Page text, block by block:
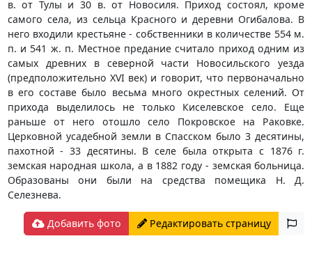
в. от Тулы и 30 в. от Новосиля. Приход состоял, кроме
самого села, из сельца Красного и деревни Огибалова. В
него входили крестьяне - собственники в количестве 554 м.
п. и 541 ж. п. Местное предание считало приход одним из
самых древних в северной части Новосильского уезда
(предположительно XVI век) и говорит, что первоначально
в его составе было весьма много окрестных селений. От
прихода выделилось не только Киселевское село. Еще
раньше от него отошло село Покровское на Раковке.
Церковной усадебной земли в Спасском было 3 десятины,
пахотной - 33 десятины. В селе была открыта с 1876 г.
земская народная школа, а в 1882 году - земская больница.
Образованы они были на средства помещика Н. Д.
Селезнева.
Добавить фото Редактировать страницу